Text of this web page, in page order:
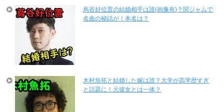
蔦谷好位置の結婚相手は誰(画像有)？関ジャムで
名曲の秘話が！本名は？
木村魚拓と結婚した嫁は誰？大学が高学歴すぎ
と話題に！元彼女とは一体？